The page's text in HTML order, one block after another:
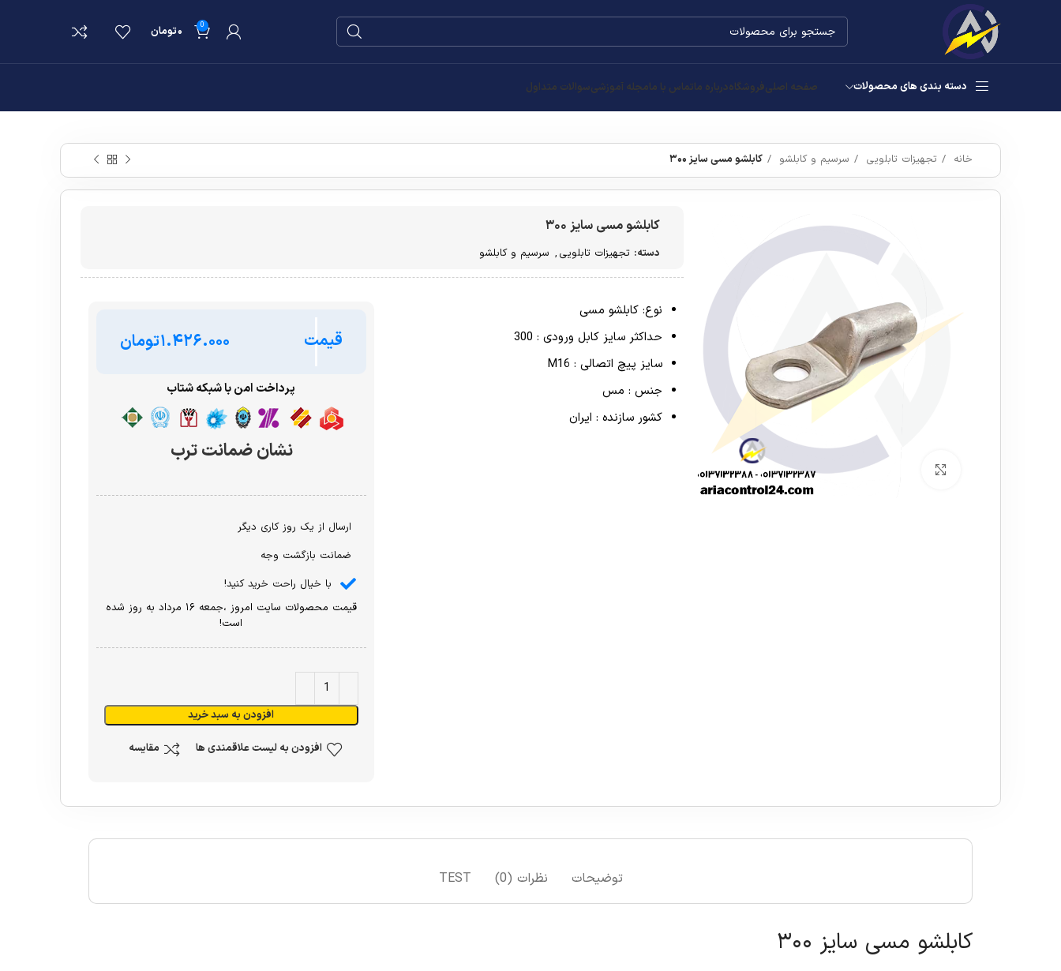
0 ۰تومان
دسته بندی های محصولات صفحه اصلیفروشگاهدرباره ماتماس با مامجله آموزشیسوالات متداول
خانه تجهیزات تابلویی سرسیم و کابلشو کابلشو مسی سایز ۳۰۰
برای بزرگنمایی کلیک کنید
کابلشو مسی سایز ۳۰۰
دسته: تجهیزات تابلویی , سرسیم و کابلشو
نوع: کابلشو مسی
حداکثر سایز کابل ورودی : 300
سایز پیچ اتصالی : M16
جنس : مس
کشور سازنده : ایران
قیمت تومان
پرداخت امن با شبکه شتاب
نشان ضمانت ترب
ارسال از یک روز کاری دیگر
ضمانت بازگشت وجه
با خیال راحت خرید کنید!
قیمت محصولات سایت امروز ،جمعه ۱۶ مرداد به روز شده
است!
افزودن به سبد خرید
افزودن به لیست علاقمندی ها مقایسه
توضیحات نظرات (0) TEST
کابلشو مسی سایز ۳۰۰